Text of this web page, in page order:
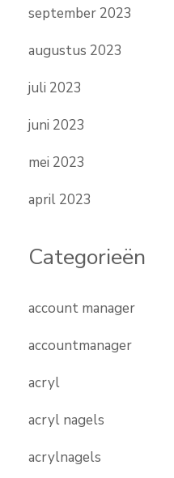
september 2023
augustus 2023
juli 2023
juni 2023
mei 2023
april 2023
Categorieën
account manager
accountmanager
acryl
acryl nagels
acrylnagels